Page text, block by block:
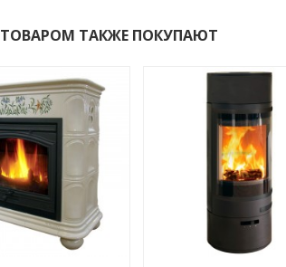
ТАКЖЕ ПОКУПАЮТ